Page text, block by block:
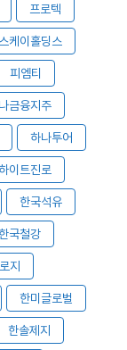
프로텍
케이홀딩스
피엠티
금융지주
하나투어
이트진로
한국석유
국철강
지
한미글로벌
한솔제지